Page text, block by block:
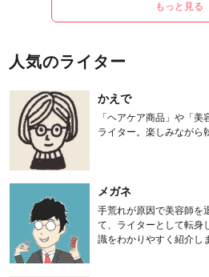
もっと見る
人気のライター
かえで
「ヘアケア商品」や「
ライター。楽しみながら
メガネ
手荒れが原因で美容師を
て、ライターとして転身
識をわかりやすく紹介し